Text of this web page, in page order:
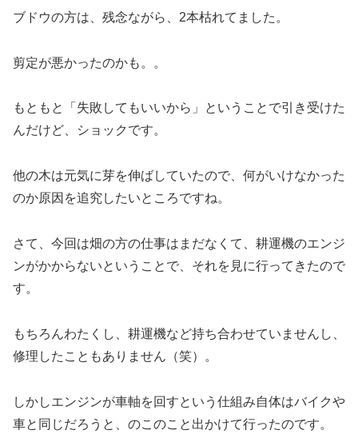
ブドウの方は、残念ながら、2本枯れてました。
剪定が悪かったのかも。。
もともと「失敗してもいいから」ということで引き受けた
んだけど、ショックです。
他の木は元気に芽を伸ばしていたので、何がいけなかった
のか原因を追究したいところですね。
さて、今回は畑の方の仕事はまだなくて、耕運機のエンジ
ンがかからないということで、それを見に行ってきたので
す。
もちろんわたくし、耕運機など持ち合わせていませんし、
修理したこともありません（笑）。
しかしエンジンが車軸を回すという仕組み自体はバイクや
車と同じだろうと、のこのこと出かけて行ったのです。